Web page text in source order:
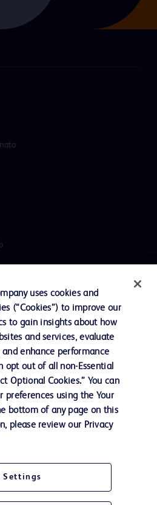
uses cookies and
(“Cookies”) to improve our
to gain insights about how
and services, evaluate
enhance performance
opt out of all non-Essential
Optional Cookies.” You can
preferences using the Your
bottom of any page on this
please review our Privacy
Settings